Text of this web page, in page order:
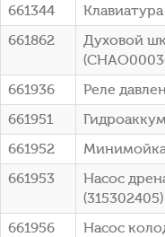
661344
661862
Духовой
661936
Реле
661951
661952
Минимойка
661953
Насос
(315302405)
661956
Насос